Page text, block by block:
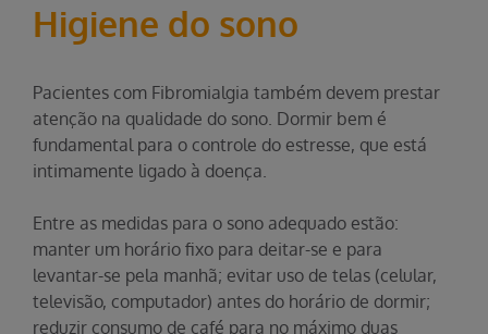
Higiene do sono
Pacientes com Fibromialgia também devem prestar
atenção na qualidade do sono. Dormir bem é
fundamental para o controle do estresse, que está
intimamente ligado à doença.
Entre as medidas para o sono adequado estão:
manter um horário fixo para deitar-se e para
levantar-se pela manhã; evitar uso de telas (celular,
televisão, computador) antes do horário de dormir;
reduzir consumo de café para no máximo duas